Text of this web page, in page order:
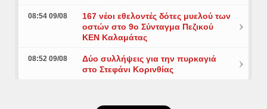
08:54 09/08
167 νέοι εθελοντές δότες μυελού των
οστών στο 9ο Σύνταγμα Πεζικού
ΚΕΝ Καλαμάτας
08:52 09/08
Δύο συλλήψεις για την πυρκαγιά
στο Στεφάνι Κορινθίας